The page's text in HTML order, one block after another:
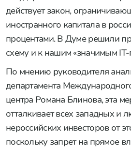
действует закон,
иностранного капитала в
процентами. В Думе решили
схему и к нашим «значимым IT-
По мнению руководителя
департамента
центра Романа Блинова, эта
отталкивает всех западных и
нероссийских инвесторов от
поскольку запрет на прямое